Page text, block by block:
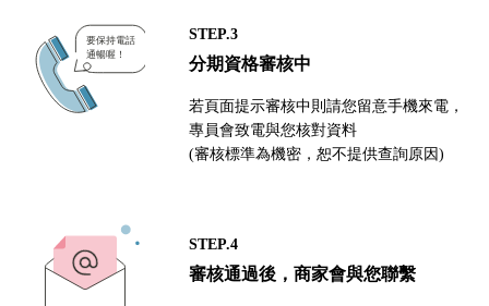
STEP.3
分期資格審核中
若頁面提示審核中則請您留意手機來電，
專員會致電與您核對資料
(審核標準為機密，恕不提供查詢原因)
STEP.4
審核通過後，商家會與您聯繫